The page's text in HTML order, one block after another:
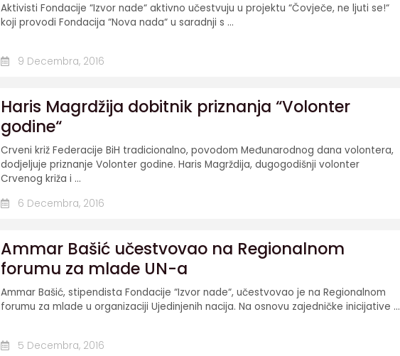
Aktivisti Fondacije “Izvor nade“ aktivno učestvuju u projektu “Čovječe, ne ljuti se!“
koji provodi Fondacija “Nova nada“ u saradnji s ...
9 Decembra, 2016
Haris Magrdžija dobitnik priznanja “Volonter
godine“
Crveni križ Federacije BiH tradicionalno, povodom Međunarodnog dana volontera,
dodjeljuje priznanje Volonter godine. Haris Magrždija, dugogodišnji volonter
Crvenog križa i ...
6 Decembra, 2016
Ammar Bašić učestvovao na Regionalnom
forumu za mlade UN-a
Ammar Bašić, stipendista Fondacije “Izvor nade“, učestvovao je na Regionalnom
forumu za mlade u organizaciji Ujedinjenih nacija. Na osnovu zajedničke inicijative ...
5 Decembra, 2016